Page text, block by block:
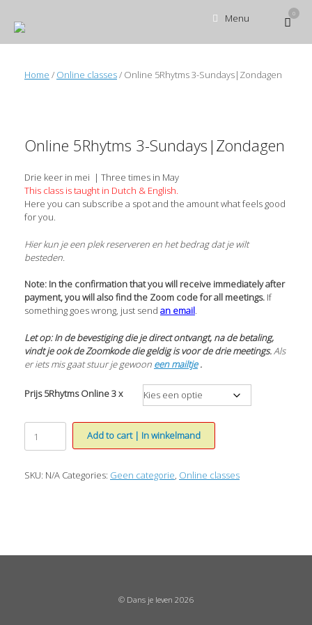
naar
inhoud
Menu Bekijk
0
Home / Online classes/ Online 5Rhytms 3-Sundays|Zondagen
Online 5Rhytms 3-Sundays|Zondagen
Drie keer in mei | Three times in May
This class is taught in Dutch & English.
Here you can subscribe a spot and the amount what feels good
for you.
Hier kun je een plek reserveren en het bedrag dat je wilt
besteden.
Note: In the confirmation that you will receive immediately after
payment, you will also find the Zoom code for all meetings. If
something goes wrong, just send an email.
Let op: In de bevestiging die je direct ontvangt, na de betaling,
vindt je ook de Zoomkode die geldig is voor de drie meetings. Als
er iets mis gaat stuur je gewoon een mailtje.
Prijs 5Rhytms Online 3 x
Online
5Rhytms
3-
aantal
Add to cart | In winkelmand
SKU: N/A Categories: Geen categorie, Online classes
© Dans je leven 2026